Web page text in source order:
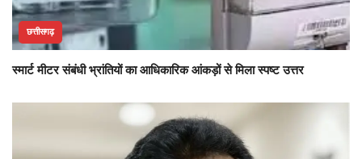
छत्तीसगढ़
स्मार्ट मीटर संबंधी भ्रांतियों का आधिकारिक आंकड़ों से मिला स्पष्ट उत्तर